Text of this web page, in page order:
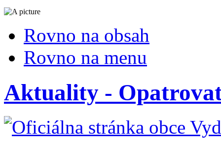
Rovno na obsah
Rovno na menu
Aktuality -